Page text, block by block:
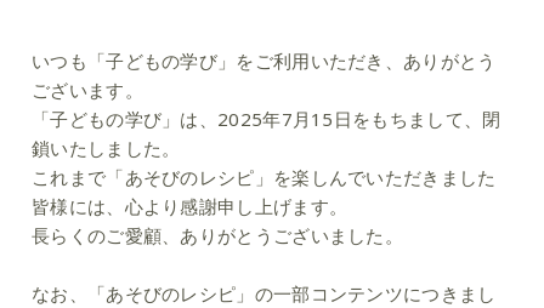
いつも「子どもの学び」をご利用いただき、ありがとう
ございます。
「子どもの学び」は、2025年7月15日をもちまして、閉
鎖いたしました。
これまで「あそびのレシピ」を楽しんでいただきました
皆様には、 心より感謝申し上げます。
長らくのご愛顧、ありがとうございました。
なお、「あそびのレシピ」の一部コンテンツにつきまし